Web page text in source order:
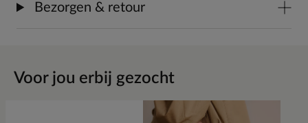
Voor jou erbij gezocht
Bezorgen & retour